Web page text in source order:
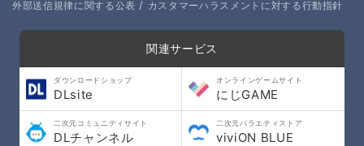
外部送信規律に関する公表 / カスタマーハラスメントに対する行動指針
関連サービス
ダウンロードショップ
DLsite
オンラインゲームサイト
にじGAME
二次元コミュニティサイト
DLチャンネル
二次元バラエティストア
viviON BLUE